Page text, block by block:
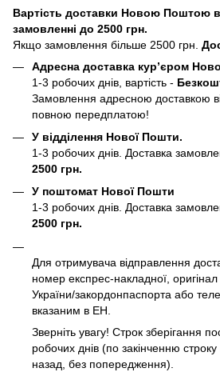
Вартість доставки Новою Поштою
замовленні до 2500 грн.
Якщо замовлення більше 2500 грн.
Адресна доставка кур’єром
1-3 робочих днів, вартість -
Замовлення адресною доставкою
повною передплатою!
У відділення Нової Пошти.
1-3 робочих днів. Доставка
2500 грн.
У поштомат Нової Пошти
1-3 робочих днів. Доставка
2500 грн.
Для отримувача відправлення
номер експрес-накладної,
України/закордонпаспорта або
вказаним в ЕН.
Зверніть увагу! Строк зберігання
робочих днів (по закінченню
назад, без попередження).